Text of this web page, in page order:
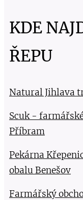
KDE
ŘEPU
Natural Jihlava
Scuk -
Příbram
Pekárna
obalu Benešov
Farmářský